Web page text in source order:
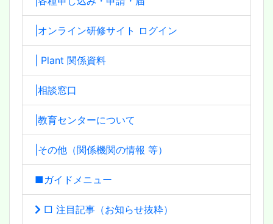
|オンライン研修サイト ログイン
| Plant 関係資料
|相談窓口
|教育センターについて
|その他（関係機関の情報 等）
■ガイドメニュー
□ 注目記事（お知らせ抜粋）